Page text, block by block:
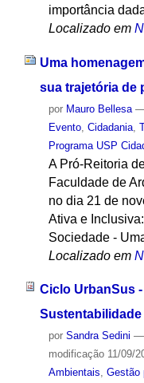
importância
Localizado em
Uma
sua trajetória de
por Mauro Bellesa
Evento, Cidadania,
Programa USP
A Pró-Reitoria
Faculdade de
no dia 21 de
Ativa e
Sociedade -
Localizado em
Ciclo UrbanSus
por Sandra Sedini —
modificação11/09/
Ambientais, Gestão